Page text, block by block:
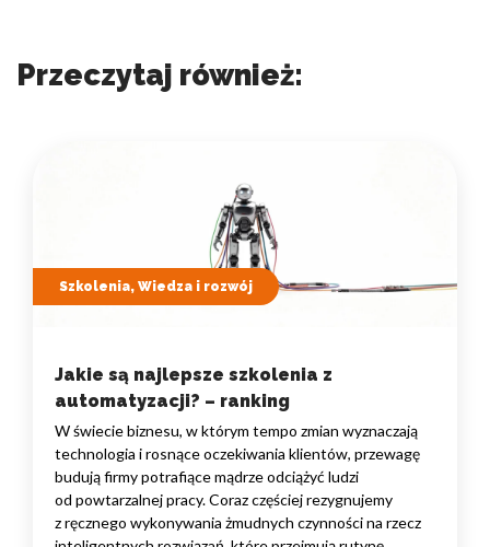
Przeczytaj również:
Szkolenia, Wiedza i rozwój
Jakie są najlepsze szkolenia z
automatyzacji? – ranking
W świecie biznesu, w którym tempo zmian wyznaczają
technologia i rosnące oczekiwania klientów, przewagę
budują firmy potrafiące mądrze odciążyć ludzi
od powtarzalnej pracy. Coraz częściej rezygnujemy
z ręcznego wykonywania żmudnych czynności na rzecz